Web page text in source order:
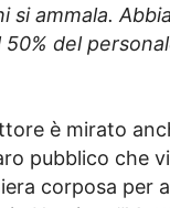
si ammala.
del
è mirato
pubblico che
corposa per